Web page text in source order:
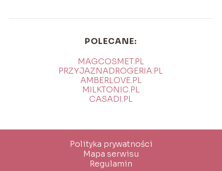
POLECANE:
MAGCOSMET.PL
PRZYJAZNADROGERIA.PL
AMBERLOVE.PL
MILKTONIC.PL
CASADI.PL
Polityka prywatności
Mapa serwisu
Regulamin